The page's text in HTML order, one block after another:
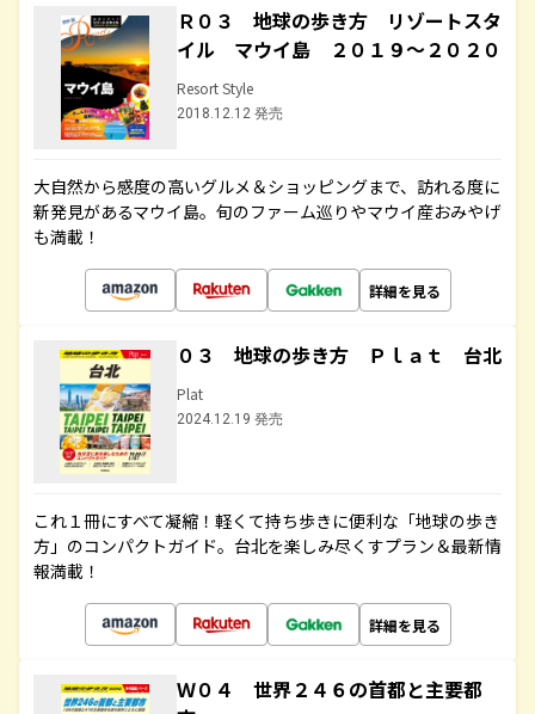
Ｒ０３ 地球の歩き方 リゾートスタ
イル マウイ島 ２０１９～２０２０
Resort Style
2018.12.12 発売
大自然から感度の高いグルメ＆ショッピングまで、訪れる度に
新発見があるマウイ島。旬のファーム巡りやマウイ産おみやげ
も満載！
詳細を見る
０３ 地球の歩き方 Ｐｌａｔ 台北
Plat
2024.12.19 発売
これ１冊にすべて凝縮！軽くて持ち歩きに便利な「地球の歩き
方」のコンパクトガイド。台北を楽しみ尽くすプラン＆最新情
報満載！
詳細を見る
Ｗ０４ 世界２４６の首都と主要都